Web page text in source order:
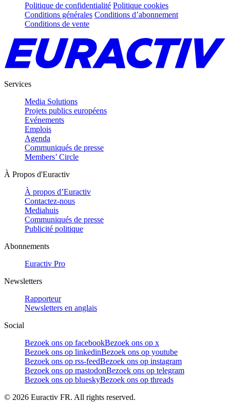
Politique de confidentialité Politique cookies
Conditions générales Conditions d’abonnement
Conditions de vente
Services
Media Solutions
Projets publics européens
Evénements
Emplois
Agenda
Communiqués de presse
Members’ Circle
À Propos d'Euractiv
À propos d’Euractiv
Contactez-nous
Mediahuis
Communiqués de presse
Publicité politique
Abonnements
Euractiv Pro
Newsletters
Rapporteur
Newsletters en anglais
Social
Bezoek ons op facebookBezoek ons op x
Bezoek ons op linkedinBezoek ons op youtube
Bezoek ons op rss-feedBezoek ons op instagram
Bezoek ons op mastodonBezoek ons op telegram
Bezoek ons op blueskyBezoek ons op threads
© 2026 Euractiv FR. All rights reserved.